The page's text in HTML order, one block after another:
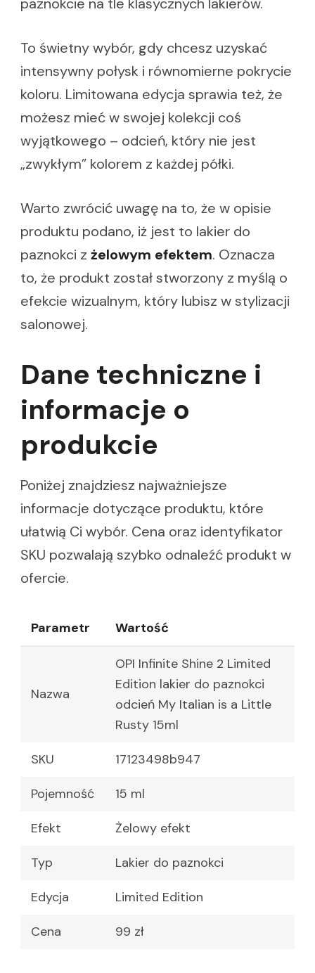
To świetny wybór, gdy chcesz uzyskać
intensywny połysk i równomierne pokrycie
koloru. Limitowana edycja sprawia też, że
możesz mieć w swojej kolekcji coś
wyjątkowego – odcień, który nie jest
„zwykłym” kolorem z każdej półki.
Warto zwrócić uwagę na to, że w opisie
produktu podano, iż jest to lakier do
paznokci z żelowym efektem. Oznacza
to, że produkt został stworzony z myślą o
efekcie wizualnym, który lubisz w stylizacji
salonowej.
Dane techniczne i
informacje o
produkcie
Poniżej znajdziesz najważniejsze
informacje dotyczące produktu, które
ułatwią Ci wybór. Cena oraz identyfikator
SKU pozwalają szybko odnaleźć produkt w
ofercie.
Parametr Wartość
Nazwa
OPI Infinite Shine 2 Limited
Edition lakier do paznokci
odcień My Italian is a Little
Rusty 15ml
SKU 17123498b947
Pojemność 15 ml
Efekt Żelowy efekt
Typ Lakier do paznokci
Edycja Limited Edition
Cena 99 zł